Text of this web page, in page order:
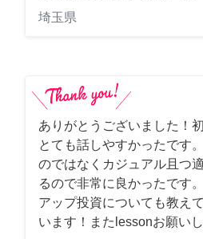
埼玉県
ありがとうございました！
とても話しやすかったです
のではなくカジュアル且つ
るので非常に良かったです
アップ投資についても教え
います！またlessonお願い